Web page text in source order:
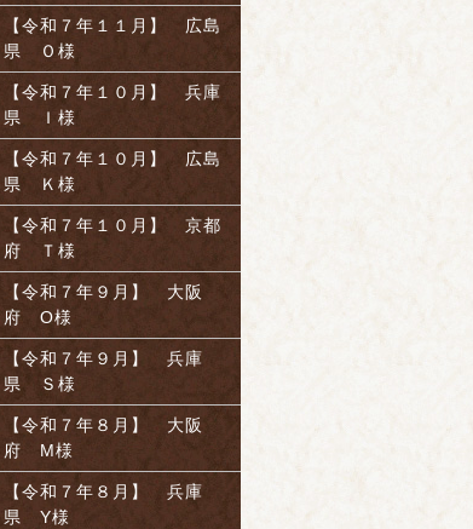
【令和７年１１月】 広島
県 Ｏ様
【令和７年１０月】 兵庫
県 Ｉ様
【令和７年１０月】 広島
県 Ｋ様
【令和７年１０月】 京都
府 Ｔ様
【令和７年９月】 大阪
府 O様
【令和７年９月】 兵庫
県 Ｓ様
【令和７年８月】 大阪
府 M様
【令和７年８月】 兵庫
県 Y様